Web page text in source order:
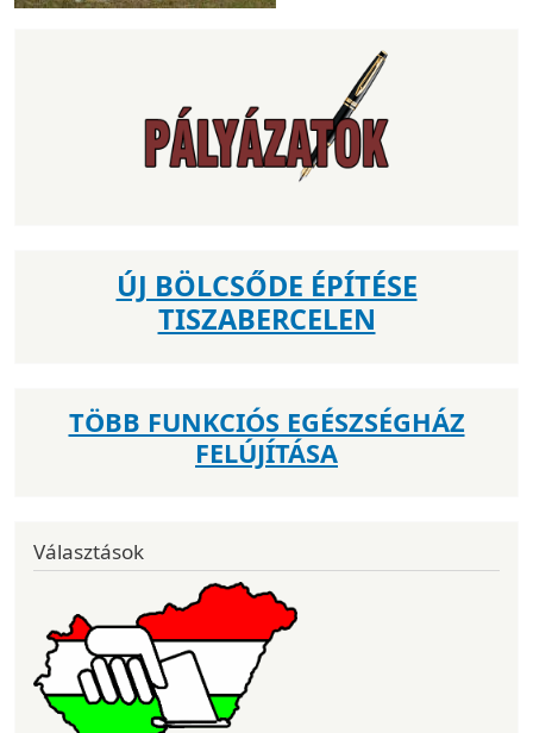
ÚJ BÖLCSŐDE ÉPÍTÉSE
TISZABERCELEN
TÖBB FUNKCIÓS EGÉSZSÉGHÁZ
FELÚJÍTÁSA
Választások